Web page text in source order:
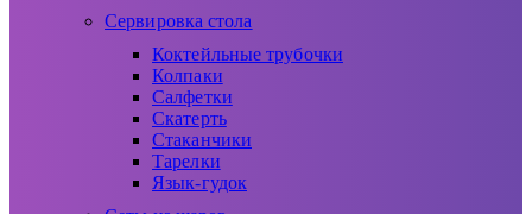
Сервировка стола
Коктейльные трубочки
Колпаки
Салфетки
Скатерть
Стаканчики
Тарелки
Язык-гудок